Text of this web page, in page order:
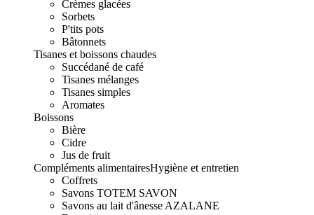
Crèmes glacées
Sorbets
P'tits pots
Bâtonnets
Tisanes et boissons chaudes
Succédané de café
Tisanes mélanges
Tisanes simples
Aromates
Boissons
Bière
Cidre
Jus de fruit
Compléments alimentairesHygiène et entretien
Coffrets
Savons TOTEM SAVON
Savons au lait d'ânesse AZALANE